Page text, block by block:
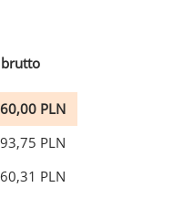
brutto
PLN
PLN
PLN